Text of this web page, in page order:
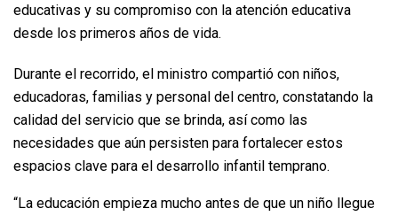
educativas y su compromiso con la atención educativa
desde los primeros años de vida.
Durante el recorrido, el ministro compartió con niños,
educadoras, familias y personal del centro, constatando la
calidad del servicio que se brinda, así como las
necesidades que aún persisten para fortalecer estos
espacios clave para el desarrollo infantil temprano.
“La educación empieza mucho antes de que un niño llegue